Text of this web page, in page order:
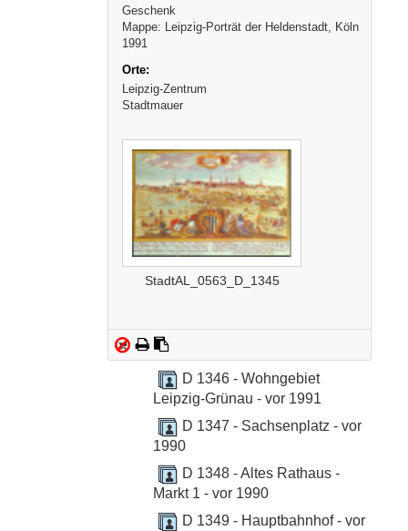
Geschenk
Mappe: Leipzig-Porträt der Heldenstadt, Köln
1991
Leipzig-Zentrum
Stadtmauer
StadtAL_0563_D_1345
D 1346 - Wohngebiet
Leipzig-Grünau - vor 1991
D 1347 - Sachsenplatz - vor
1990
D 1348 - Altes Rathaus -
Markt 1 - vor 1990
D 1349 - Hauptbahnhof - vor